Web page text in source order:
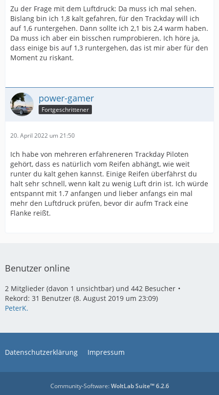
Zu der Frage mit dem Luftdruck: Da muss ich mal sehen.
Bislang bin ich 1,8 kalt gefahren, für den Trackday will ich
auf 1,6 runtergehen. Dann sollte ich 2,1 bis 2,4 warm haben.
Da muss ich aber ein bisschen rumprobieren. Ich höre ja,
dass einige bis auf 1,3 runtergehen, das ist mir aber für den
Moment zu riskant.
power-gamer
Fortgeschrittener
20. April 2022 um 21:50
Ich habe von mehreren erfahreneren Trackday Piloten
gehört, dass es natürlich vom Reifen abhängt, wie weit
runter du kalt gehen kannst. Einige Reifen überfährst du
halt sehr schnell, wenn kalt zu wenig Luft drin ist. Ich würde
entspannt mit 1.7 anfangen und lieber anfangs ein mal
mehr den Luftdruck prüfen, bevor dir aufm Track eine
Flanke reißt.
Benutzer online
2 Mitglieder (davon 1 unsichtbar) und 442 Besucher
Rekord: 31 Benutzer (8. August 2019 um 23:09)
PeterK.
Datenschutzerklärung Impressum
Community-Software:WoltLab Suite™ 6.2.6